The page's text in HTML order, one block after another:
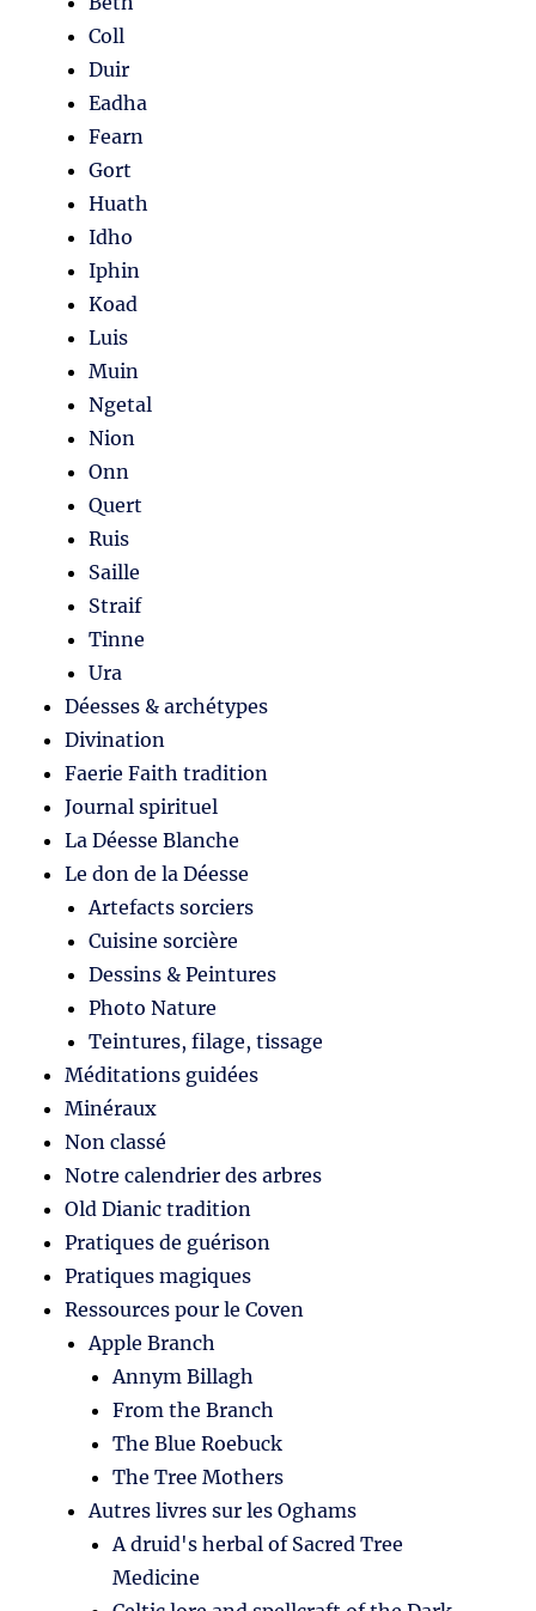
Coll
Duir
Eadha
Fearn
Gort
Huath
Idho
Iphin
Koad
Luis
Muin
Ngetal
Nion
Onn
Quert
Ruis
Saille
Straif
Tinne
Ura
Déesses & archétypes
Divination
Faerie Faith tradition
Journal spirituel
La Déesse Blanche
Le don de la Déesse
Artefacts sorciers
Cuisine sorcière
Dessins & Peintures
Photo Nature
Teintures, filage, tissage
Méditations guidées
Minéraux
Non classé
Notre calendrier des arbres
Old Dianic tradition
Pratiques de guérison
Pratiques magiques
Ressources pour le Coven
Apple Branch
Annym Billagh
From the Branch
The Blue Roebuck
The Tree Mothers
Autres livres sur les Oghams
A druid's herbal of Sacred Tree
Medicine